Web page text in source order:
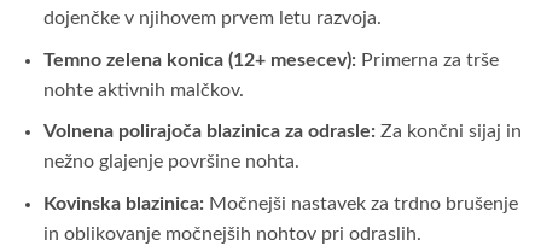
dojenčke v njihovem prvem letu razvoja.
Temno zelena konica (12+ mesecev):Primerna za trše
nohte aktivnih malčkov.
Volnena polirajoča blazinica za odrasle:Za končni sijaj in
nežno glajenje površine nohta.
Kovinska blazinica:Močnejši nastavek za trdno brušenje
in oblikovanje močnejših nohtov pri odraslih.